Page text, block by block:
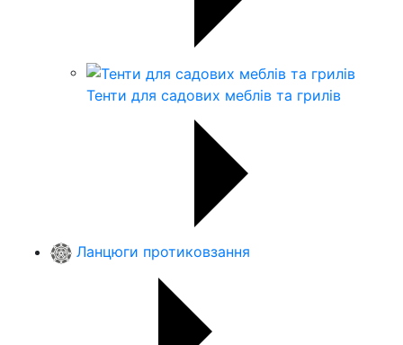
Тенти для садових меблів та грилів
Ланцюги протиковзання